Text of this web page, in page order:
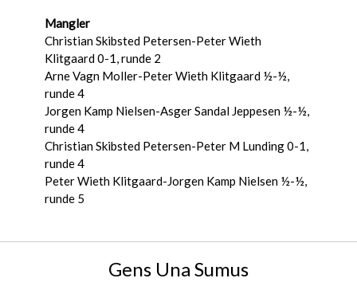
Mangler
Christian Skibsted Petersen-Peter Wieth
Klitgaard 0-1, runde 2
Arne Vagn Moller-Peter Wieth Klitgaard ½-½,
runde 4
Jorgen Kamp Nielsen-Asger Sandal Jeppesen ½-½,
runde 4
Christian Skibsted Petersen-Peter M Lunding 0-1,
runde 4
Peter Wieth Klitgaard-Jorgen Kamp Nielsen ½-½,
runde 5
Gens Una Sumus